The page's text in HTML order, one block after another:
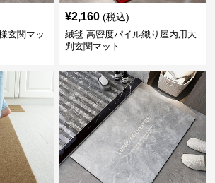
玄関マッ
¥2,160 (税込)
絨毯 高密度パイル織り屋内用大
判玄関マット